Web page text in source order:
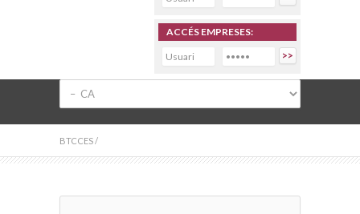
ACCÉS EMPRESES:
BTCCES/